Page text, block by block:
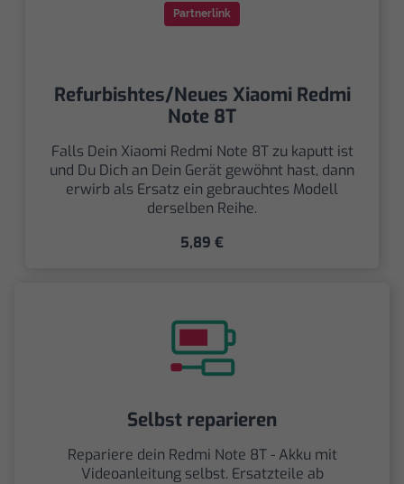
Partnerlink
Refurbishtes/Neues Xiaomi Redmi
Note 8T
Falls Dein Xiaomi Redmi Note 8T zu kaputt ist
und Du Dich an Dein Gerät gewöhnt hast, dann
erwirb als Ersatz ein gebrauchtes Modell
derselben Reihe.
5,89 €
Selbst reparieren
Repariere dein Redmi Note 8T - Akku mit
Videoanleitung selbst. Ersatzteile ab